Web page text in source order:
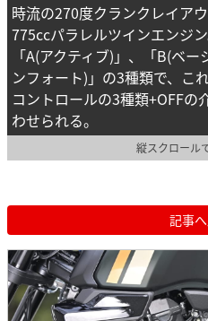
時流の270度クランクレイア
775ccパラレルツインエンジ
「A(アクティブ)」、「B(ベ
ンフォート)」の3種類で、こ
コントロールの3種類+OFFの
わせられる。
縦スクロール
記事